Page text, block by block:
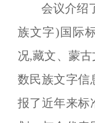
会议介绍
族文字)国际
况,藏文、蒙
数民族文字信
报了近年来标